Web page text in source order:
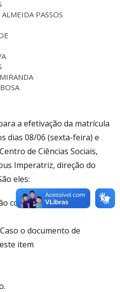
PASSOS
a efetivação da matrícula
dias 08/06 (sexta-feira) e
de Ciências Sociais,
Imperatriz, direção do
eles:
com foto (original e
o documento de
item